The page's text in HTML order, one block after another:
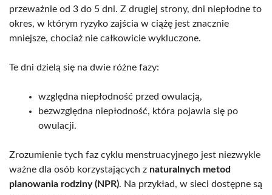
przeważnie od 3 do 5 dni. Z drugiej strony, dni niepłodne to
okres, w którym ryzyko zajścia w ciążę jest znacznie
mniejsze, chociaż nie całkowicie wykluczone.
Te dni dzielą się na dwie różne fazy:
względna niepłodność przed owulacją,
bezwzględna niepłodność, która pojawia się po
owulacji.
Zrozumienie tych faz cyklu menstruacyjnego jest niezwykle
ważne dla osób korzystających z naturalnych metod
planowania rodziny (NPR). Na przykład, w sieci dostępne są